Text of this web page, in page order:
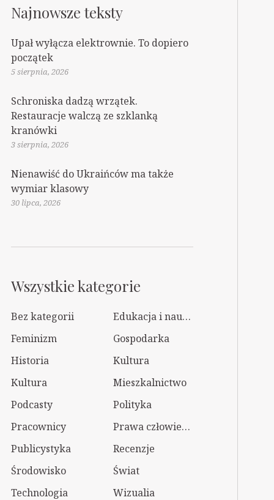
Najnowsze teksty
Upał wyłącza elektrownie. To dopiero
początek
5 sierpnia, 2026
Schroniska dadzą wrzątek.
Restauracje walczą ze szklanką
kranówki
3 sierpnia, 2026
Nienawiść do Ukraińców ma także
wymiar klasowy
30 lipca, 2026
Wszystkie kategorie
Bez kategorii
Edukacja i nauka
Feminizm
Gospodarka
Historia
Kultura
Kultura
Mieszkalnictwo
Podcasty
Polityka
Pracownicy
Prawa człowieka
Publicystyka
Recenzje
Środowisko
Świat
Technologia
Wizualia